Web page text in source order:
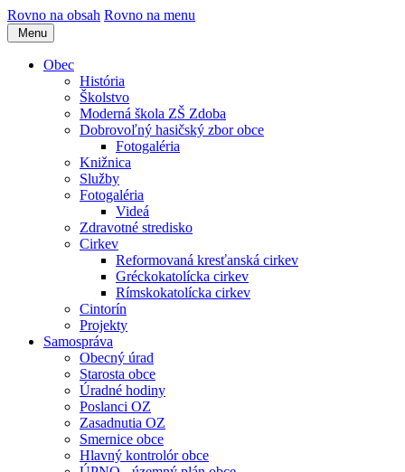
Rovno na obsah Rovno na menu
Menu
Obec
História
Školstvo
Moderná škola ZŠ Zdoba
Dobrovoľný hasičský zbor obce
Fotogaléria
Knižnica
Služby
Fotogaléria
Videá
Zdravotné stredisko
Cirkev
Reformovaná kresťanská cirkev
Gréckokatolícka cirkev
Rímskokatolícka cirkev
Cintorín
Projekty
Samospráva
Obecný úrad
Starosta obce
Úradné hodiny
Poslanci OZ
Zasadnutia OZ
Smernice obce
Hlavný kontrolór obce